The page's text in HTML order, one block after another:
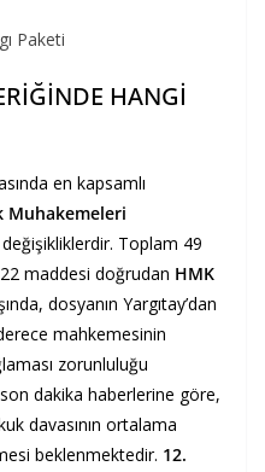
HANGİ
en kapsamlı
Muhakemeleri
değişikliklerdir. Toplam 49
22 maddesi doğrudan HMK
dosyanın Yargıtay’dan
mahkemesinin
zorunluluğu
son dakika haberlerine göre,
davasının ortalama
beklenmektedir. 12.